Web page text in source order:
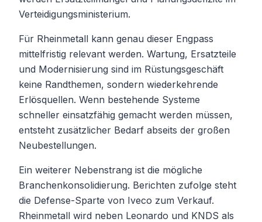
Verteidigungsministerium.
Für Rheinmetall kann genau dieser Engpass
mittelfristig relevant werden. Wartung, Ersatzteile
und Modernisierung sind im Rüstungsgeschäft
keine Randthemen, sondern wiederkehrende
Erlösquellen. Wenn bestehende Systeme
schneller einsatzfähig gemacht werden müssen,
entsteht zusätzlicher Bedarf abseits der großen
Neubestellungen.
Ein weiterer Nebenstrang ist die mögliche
Branchenkonsolidierung. Berichten zufolge steht
die Defense-Sparte von Iveco zum Verkauf.
Rheinmetall wird neben Leonardo und KNDS als